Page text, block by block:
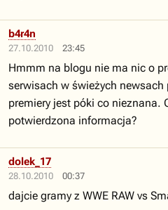
27.10.2010 23:45
b4r4n
Hmmm na blogu nie ma nic o
serwisach w świeżych
premiery jest póki co nieznana.
potwierdzona informacja?
28.10.2010 00:37
dolek_17
dajcie gramy z WWE RAW vs